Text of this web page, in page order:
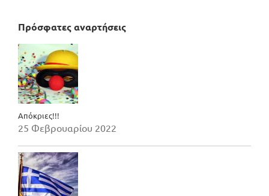
Πρόσφατες αναρτήσεις
Απόκριες!!!
25 Φεβρουαρίου 2022